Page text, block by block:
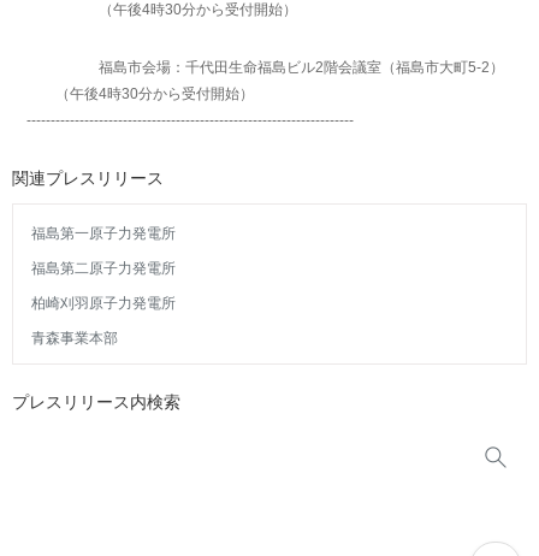
（午後4時30分から受付開始）
福島市会場：千代田生命福島ビル2階会議室（福島市大町5-2）
（午後4時30分から受付開始）
--------------------------------------------------------------------
関連プレスリリース
福島第一原子力発電所
福島第二原子力発電所
柏崎刈羽原子力発電所
青森事業本部
プレスリリース内検索